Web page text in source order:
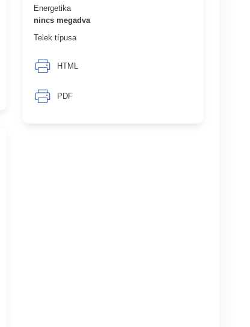
Energetika
nincs megadva
Telek típusa
HTML
PDF